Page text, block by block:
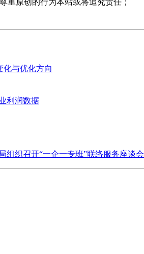
化与优化方向
利润数据
组织召开“一企一专班”联络服务座谈会